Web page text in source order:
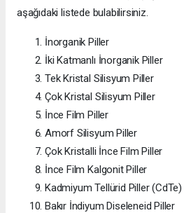
aşağıdaki listede bulabilirsiniz.
İnorganik Piller
İki Katmanlı İnorganik Piller
Tek Kristal Silisyum Piller
Çok Kristal Silisyum Piller
İnce Film Piller
Amorf Silisyum Piller
Çok Kristalli İnce Film Piller
İnce Film Kalgonit Piller
Kadmiyum Tellürid Piller (CdTe)
Bakır İndiyum Diseleneid Piller